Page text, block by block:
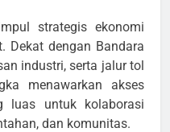
strategis ekonomi
Dekat dengan Bandara
industri, serta jalur tol
menawarkan akses
luas untuk kolaborasi
dan komunitas.